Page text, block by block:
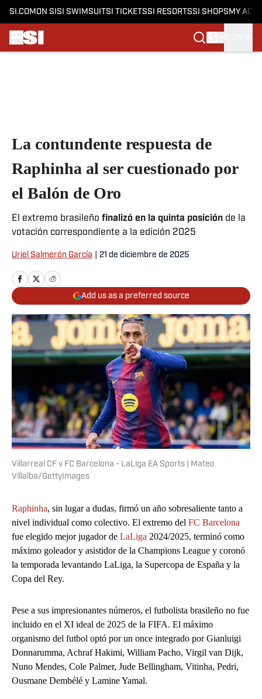
SI.COM ON SI SI SWIMSUITSI TICKETSSI RESORTSSI SHOPS MY
La contundente respuesta de
Raphinha al ser cuestionado por
el Balón de Oro
El extremo brasileño finalizó en la quinta posición de la
votación correspondiente a la edición 2025
Uriel Salmerón García 21 de diciembre de 2025
Add us as a preferred source
Villarreal CF v FC Barcelona - LaLiga EA Sports | Mateo
Villalba/GettyImages
Raphinha, sin lugar a dudas, firmó un año sobresaliente tanto a
nivel individual como colectivo. El extremo del FC Barcelona
fue elegido mejor jugador de LaLiga 2024/2025, terminó como
máximo goleador y asistidor de la Champions League y coronó
la temporada levantando LaLiga, la Supercopa de España y la
Copa del Rey.
Pese a sus impresionantes números, el futbolista brasileño no fue
incluido en el XI ideal de 2025 de la FIFA. El máximo
organismo del futbol optó por un once integrado por Gianluigi
Donnarumma, Achraf Hakimi, William Pacho, Virgil van Dijk,
Nuno Mendes, Cole Palmer, Jude Bellingham, Vitinha, Pedri,
Ousmane Dembélé y Lamine Yamal.